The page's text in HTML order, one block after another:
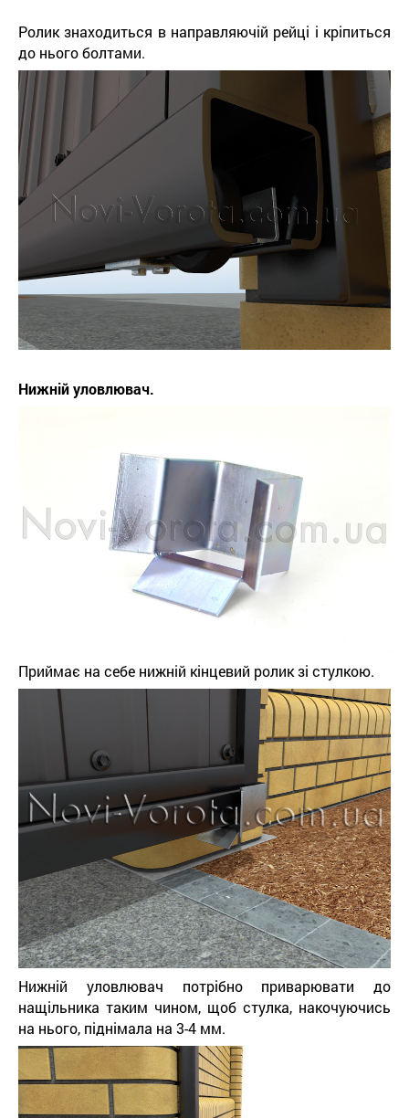
Ролик знаходиться в направляючій рейці і кріпиться
до нього болтами.
Нижній уловлювач.
Приймає на себе нижній кінцевий ролик зі стулкою.
Нижній уловлювач потрібно приварювати до
нащільника таким чином, щоб стулка, накочуючись
на нього, піднімала на 3-4 мм.